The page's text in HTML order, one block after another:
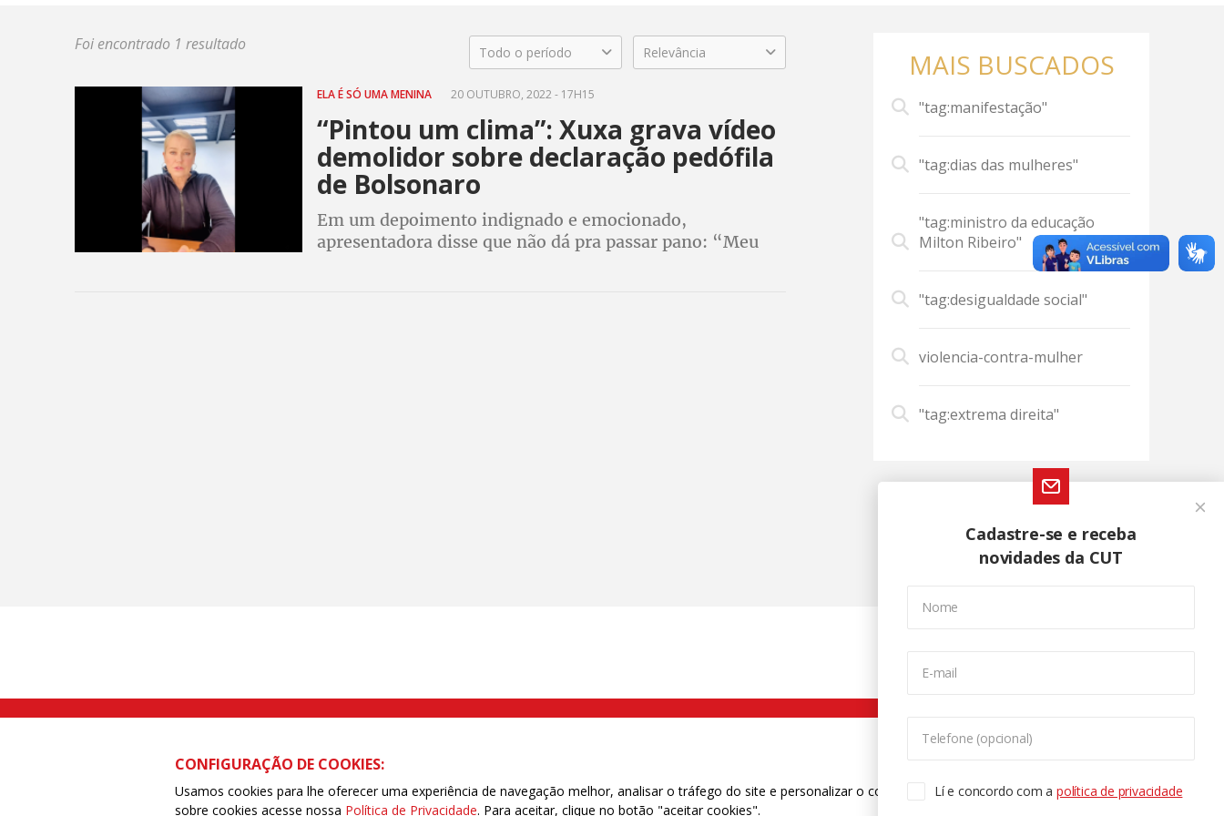
Foi encontrado 1 resultado Todo o período Relevância
ELA É SÓ UMA MENINA 20 OUTUBRO, 2022 - 17H15
“Pintou um clima”: Xuxa grava vídeo
demolidor sobre declaração pedófila
de Bolsonaro
Em um depoimento indignado e emocionado,
apresentadora disse que não dá pra passar pano: “Meu
MAIS BUSCADOS
"tag:manifestação"
"tag:dias das mulheres"
"tag:ministro da educação
Milton Ribeiro"
"tag:desigualdade social"
violencia-contra-mulher
"tag:extrema direita"
Cadastre-se e receba
novidades da CUT
Nome
E-mail
Telefone (opcional)
Lí e concordo com apolítica de privacidade
Rua Caetano Pinto nº 575 CEP 03041-000 Brás, São Paulo/SP | Telefone (11) 2108 9200 - Fax (11) 2108 9310
CONFIGURAÇÃO DE COOKIES:
Usamos cookies para lhe oferecer uma experiência de navegação melhor, analisar o tráfego do site e personalizar o conteúdo. Para saber mais
sobre cookies acesse nossa Política de Privacidade. Para aceitar, clique no botão "aceitar cookies".